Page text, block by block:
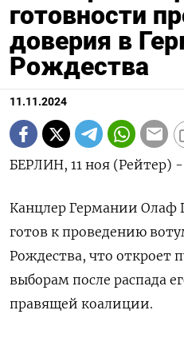
готовности
доверия в
Рождества
11.11.2024
БЕРЛИН, 11 ноя (Рейтер) -
Канцлер Германии Олаф
готов к проведению
Рождества, что откроет
выборам после распада
правящей коалиции.